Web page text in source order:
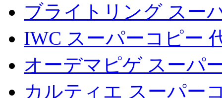
ブライトリング スー
IWC スーパーコピー
オーデマピゲ スーパ
カルティエ スーパー